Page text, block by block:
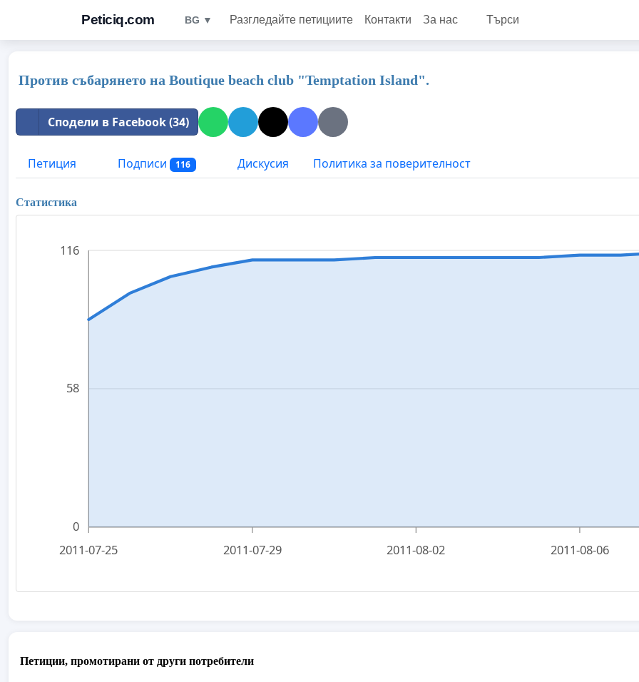
Peticiq.com BG ▼ Разгледайте петициите Контакти За нас Търси
Против събарянето на Boutique beach club "Temptation Island".
Сподели в Facebook (34)
Петиция Подписи 116 Дискусия Политика за поверителност
Статистика
0
58
116
2011-07-25 2011-07-29 2011-08-02 2011-08-06
Петиции, промотирани от други потребители